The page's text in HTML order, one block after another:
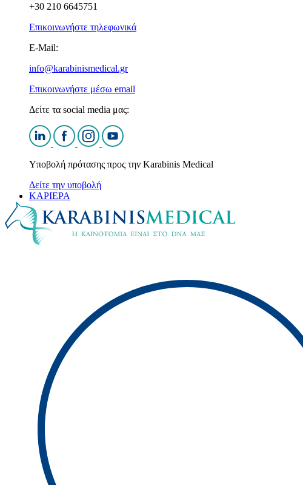
+30 210 6645751
Επικοινωνήστε τηλεφωνικά
E-Mail:
info@karabinismedical.gr
Επικοινωνήστε μέσω email
Δείτε τα social media μας:
Υποβολή πρότασης προς την Karabinis Medical
Δείτε την υποβολή
ΚΑΡΙΕΡΑ